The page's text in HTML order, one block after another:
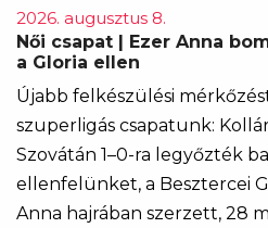
2026. augusztus 8.
Női csapat | Ezer Anna
a Gloria ellen
Újabb felkészülési
szuperligás csapatunk:
Szovátán 1–0-ra legyőzték
ellenfelünket, a Besztercei
Anna hajrában szerzett, 28